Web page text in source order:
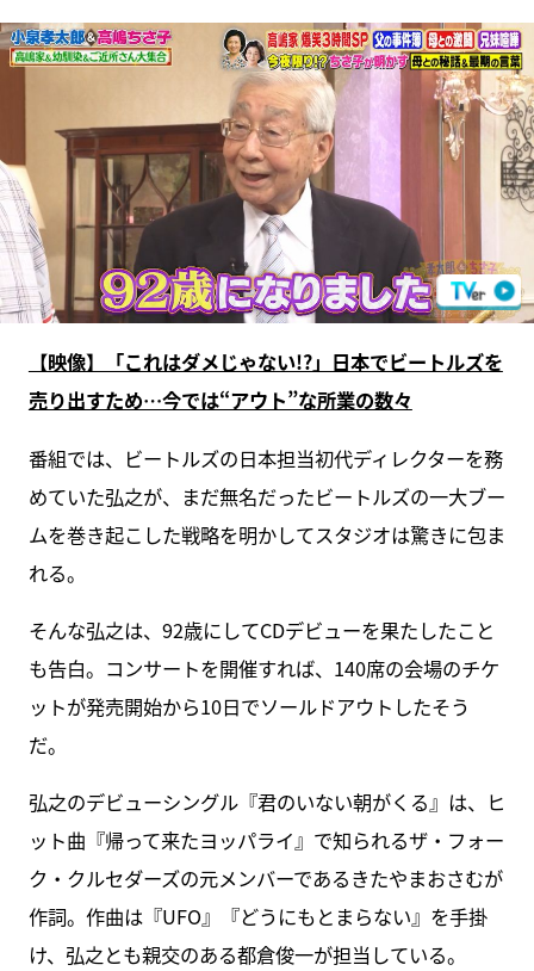
【映像】「これはダメじゃない!?」日本でビートルズを
売り出すため…今では“アウト”な所業の数々
番組では、ビートルズの日本担当初代ディレクターを務
めていた弘之が、まだ無名だったビートルズの一大ブー
ムを巻き起こした戦略を明かしてスタジオは驚きに包ま
れる。
そんな弘之は、92歳にしてCDデビューを果たしたこと
も告白。コンサートを開催すれば、140席の会場のチケ
ットが発売開始から10日でソールドアウトしたそう
だ。
弘之のデビューシングル『君のいない朝がくる』は、ヒ
ット曲『帰って来たヨッパライ』で知られるザ・フォー
ク・クルセダーズの元メンバーであるきたやまおさむが
作詞。作曲は『UFO』『どうにもとまらない』を手掛
け、弘之とも親交のある都倉俊一が担当している。